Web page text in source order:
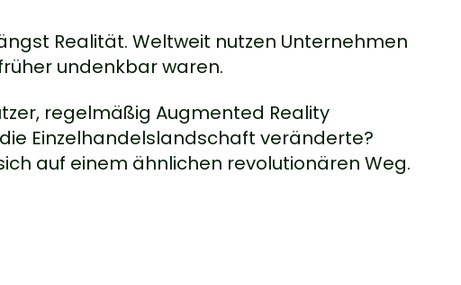
Realität. Weltweit nutzen Unternehmen
undenkbar waren.
regelmäßig Augmented Reality
Einzelhandelslandschaft veränderte?
auf einem ähnlichen revolutionären Weg.